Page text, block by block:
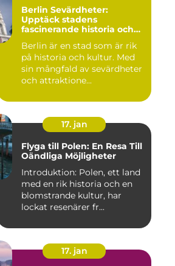
Berlin Sevärdheter:
Upptäck stadens
fascinerande historia och
Berlin är en stad som är rik
på historia och kultur. Med
sin mångfald av sevärdheter
och attraktione...
17. jan
Flyga till Polen: En Resa Till
Oändliga Möjligheter
Introduktion: Polen, ett land
med en rik historia och en
blomstrande kultur, har
lockat resenärer fr...
17. jan